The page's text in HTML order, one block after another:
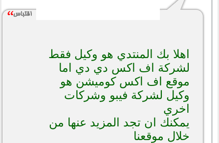
اهلا بك المنتدي هو وكيل فقط
لشركة اف اكس دي دي اما
موقع اف اكس كوميشن هو
وكيل لشركة فيبو وشركات
اخري
يمكنك ان تجد المزيد عنها من
خلال موقعنا